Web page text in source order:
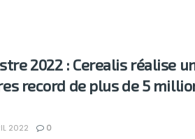
2022 : Cerealis réalise
record de plus de 5
2022 0